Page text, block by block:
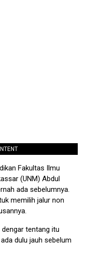
Fakultas Ilmu
(UNM) Abdul
ada sebelumnya.
memilih jalur non
tentang itu
dulu jauh sebelum